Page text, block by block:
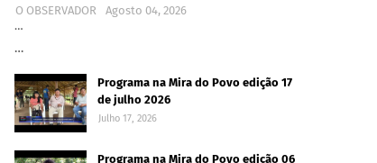
O OBSERVADOR
Agosto 04, 2026
…
…
Programa na Mira do Povo edição 17
de julho 2026
Julho 17, 2026
Programa na Mira do Povo edição 06